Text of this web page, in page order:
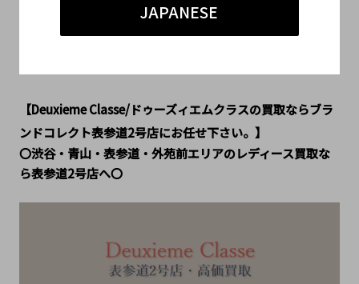
JAPANESE
#表参道2号店 セレクト
【Deuxieme Classe/ドゥーズィエムクラスの買取ならブラ
ンドコレクト表参道2号店にお任せ下さい。】
〇渋谷・青山・表参道・外苑前エリアのレディース買取な
ら表参道2号店へ〇